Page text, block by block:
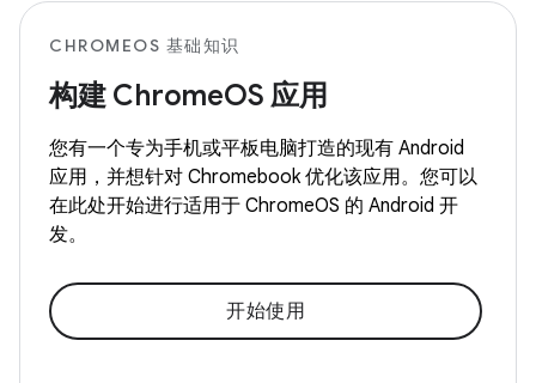
CHROMEOS 基础知识
构建 ChromeOS 应用
您有一个专为手机或平板电脑打造的现有 Android
应用，并想针对 Chromebook 优化该应用。您可以
在此处开始进行适用于 ChromeOS 的 Android 开
发。
开始使用